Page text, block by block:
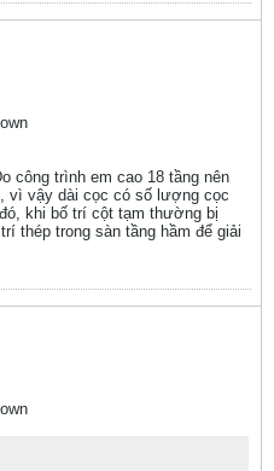
công trình em cao 18 tầng nên
vì vậy dài cọc có số lượng cọc
khi bố trí cột tạm thường bị
thép trong sàn tầng hầm để giải